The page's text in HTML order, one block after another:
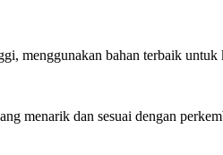
menggunakan bahan terbaik untuk
menarik dan sesuai dengan